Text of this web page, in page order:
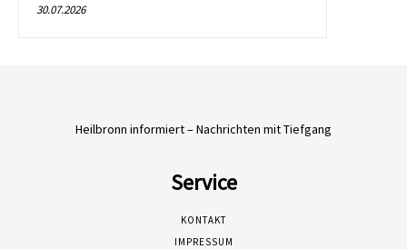
30.07.2026
Heilbronn informiert – Nachrichten mit Tiefgang
Service
KONTAKT
IMPRESSUM